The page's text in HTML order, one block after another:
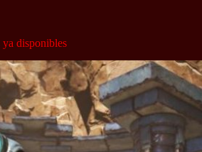
disponibles